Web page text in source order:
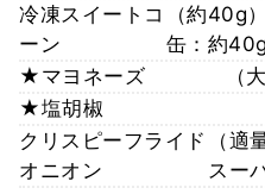
冷凍スイートコ
ーン
（約40g
缶：約40g
★マヨネーズ
（
★塩胡椒
クリスピーフライド
オニオン
（
スー